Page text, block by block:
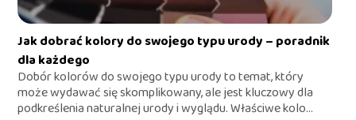
Jak dobrać kolory do swojego typu urody – poradnik
dla każdego
Dobór kolorów do swojego typu urody to temat, który
może wydawać się skomplikowany, ale jest kluczowy dla
podkreślenia naturalnej urody i wyglądu. Właściwe kolo...